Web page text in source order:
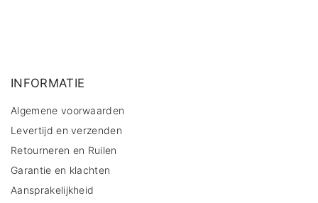
INFORMATIE
Algemene voorwaarden
Levertijd en verzenden
Retourneren en Ruilen
Garantie en klachten
Aansprakelijkheid